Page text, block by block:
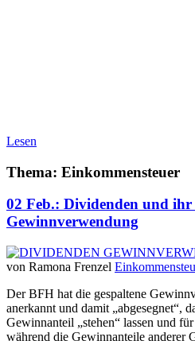
Lesen
Thema: Einkommensteuer
02 Feb.: Dividenden und ihr
Gewinnverwendung
von Ramona Frenzel
Der BFH hat die gespaltene
anerkannt und damit „abgesegnet“,
Gewinnanteil „stehen“ lassen und
während die Gewinnanteile anderer